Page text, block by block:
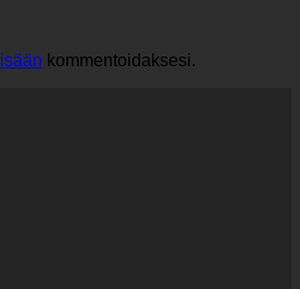
kommentoidaksesi.